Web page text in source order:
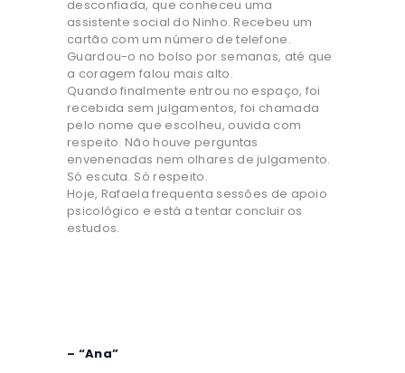
desconfiada, que conheceu uma
assistente social do Ninho. Recebeu um
cartão com um número de telefone.
Guardou-o no bolso por semanas, até que
a coragem falou mais alto.
Quando finalmente entrou no espaço, foi
recebida sem julgamentos, foi chamada
pelo nome que escolheu, ouvida com
respeito. Não houve perguntas
envenenadas nem olhares de julgamento.
Só escuta. Só respeito.
Hoje, Rafaela frequenta sessões de apoio
psicológico e está a tentar concluir os
estudos.
– “Ana”